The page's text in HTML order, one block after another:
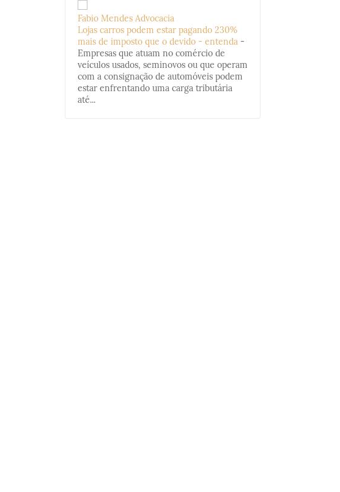
Fabio Mendes Advocacia
Lojas carros podem estar pagando 230%
mais de imposto que o devido - entenda -
Empresas que atuam no comércio de
veículos usados, seminovos ou que operam
com a consignação de automóveis podem
estar enfrentando uma carga tributária
até...